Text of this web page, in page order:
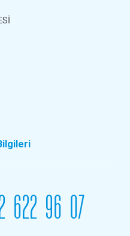
622 96 07